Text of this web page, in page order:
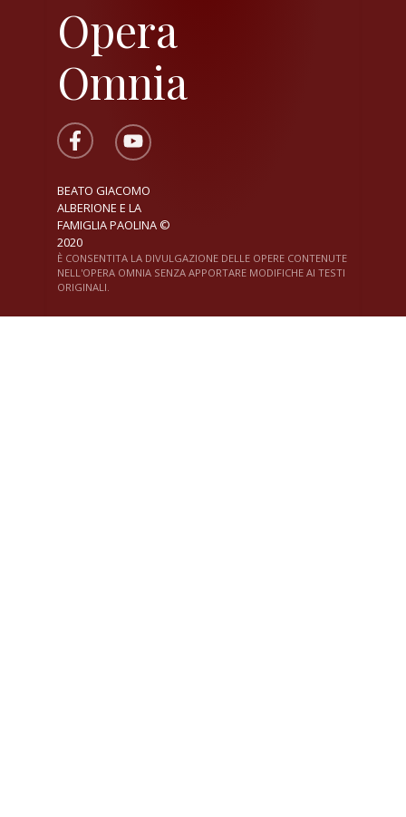
Opera
Omnia
BEATO GIACOMO
ALBERIONE E LA
FAMIGLIA PAOLINA ©
2020
È CONSENTITA LA DIVULGAZIONE DELLE OPERE CONTENUTE
NELL'OPERA OMNIA SENZA APPORTARE MODIFICHE AI TESTI
ORIGINALI.